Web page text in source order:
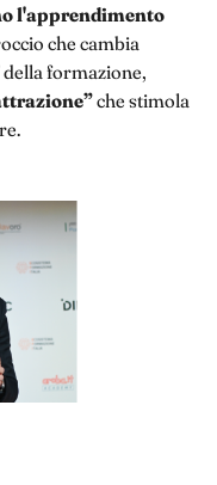
l'apprendimento
che cambia
formazione,
che stimola